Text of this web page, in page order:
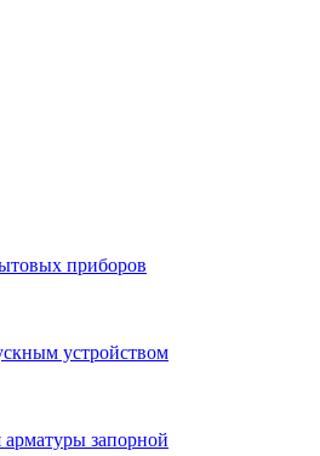
приборов
устройством
запорной